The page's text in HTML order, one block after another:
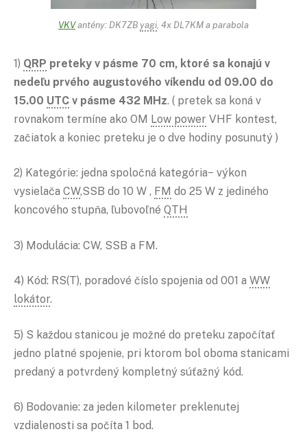
VKVantény: DK7ZB yagi , 4x DL7KM a parabola
1) QRP preteky v pásme 70 cm, ktoré sa konajú v
nedeľu prvého augustového víkendu od 09.00 do
15.00 UTC v pásme 432 MHz. ( pretek sa koná v
rovnakom termíne ako OM Low power VHF kontest,
začiatok a koniec preteku je o dve hodiny posunutý )
2) Kategórie: jedna spoločná kategória− výkon
vysielača CW,SSB do 10 W , FM do 25 W z jediného
koncového stupňa, ľubovoľné QTH
3) Modulácia: CW, SSB a FM.
4) Kód: RS(T), poradové číslo spojenia od 001 a WW
lokátor.
5) S každou stanicou je možné do preteku započítať
jedno platné spojenie, pri ktorom bol oboma stanicami
predaný a potvrdený kompletný súťažný kód.
6) Bodovanie: za jeden kilometer preklenutej
vzdialenosti sa počíta 1 bod.